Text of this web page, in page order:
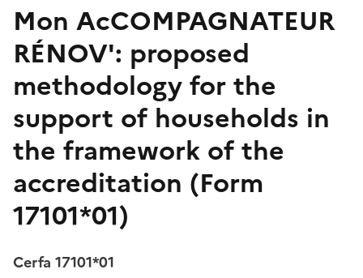
Mon AcCOMPAGNATEUR
RÉNOV': proposed
methodology for the
support of households in
the framework of the
accreditation (Form
17101*01)
Cerfa 17101*01